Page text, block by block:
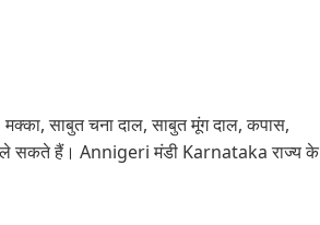
साबुत चना दाल, साबुत मूंग दाल, कपास,
ले सकते हैं। Annigeri मंडी Karnataka राज्य के